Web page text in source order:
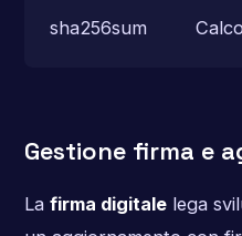
sha256sum
Gestione firma e
La firma digitalelega